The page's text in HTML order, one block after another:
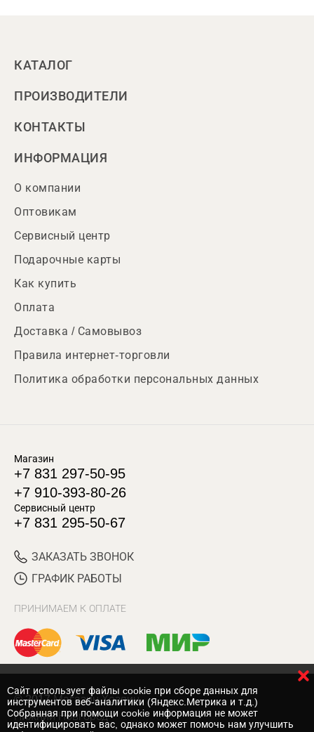
КАТАЛОГ
ПРОИЗВОДИТЕЛИ
КОНТАКТЫ
ИНФОРМАЦИЯ
О компании
Оптовикам
Сервисный центр
Подарочные карты
Как купить
Оплата
Доставка / Самовывоз
Правила интернет-торговли
Политика обработки персональных данных
Магазин
+7 831 297-50-95
+7 910-393-80-26
Сервисный центр
+7 831 295-50-67
ЗАКАЗАТЬ ЗВОНОК
ГРАФИК РАБОТЫ
ПРИНИМАЕМ К ОПЛАТЕ
© 2017 Магазин Хозяин
Нижний Новгород
Cайт использует файлы cookie при сборе данных для
инструментов веб-аналитики (Яндекс.Метрика и т.д.)
Собранная при помощи cookie информация не может
идентифицировать вас, однако может помочь нам улучшить